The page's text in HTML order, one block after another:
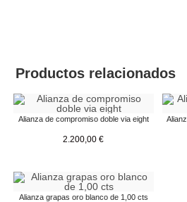
Productos relacionados
Alianza de compromiso doble via eight
2.200,00€
Alianza grapas oro blanco de 1,00 cts